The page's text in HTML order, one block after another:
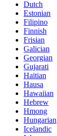
Dutch
Estonian
Filipino
Finnish
Frisian
Galician
Georgian
Gujarati
Haitian
Hausa
Hawaiian
Hebrew
Hmong
Hungarian
Icelandic